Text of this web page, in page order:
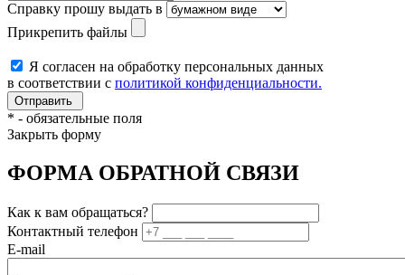
Справку прошу выдать в
Прикрепить файлы
Я согласен на обработку персональных данных
в соответствии с политикой конфиденциальности.
* - обязательные поля
Закрыть форму
ФОРМА ОБРАТНОЙ СВЯЗИ
Как к вам обращаться?
Контактный телефон
E-mail